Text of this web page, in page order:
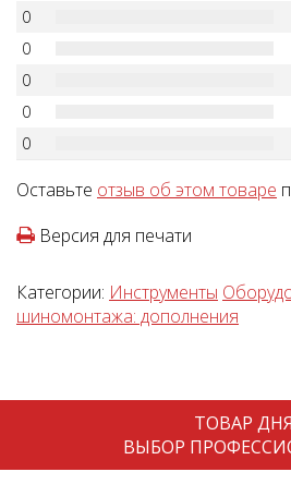
0
0
0
0
0
Оставьте отзыв об этом товаре
Версия для печати
Категории: Инструменты
шиномонтажа: дополнения
ТОВАР ДНЯ
ВЫБОР